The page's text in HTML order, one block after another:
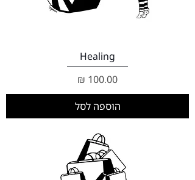
Healing
מחיר
הוספה לסל